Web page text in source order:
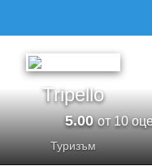
Tripello
5.00от 10
Туризъм